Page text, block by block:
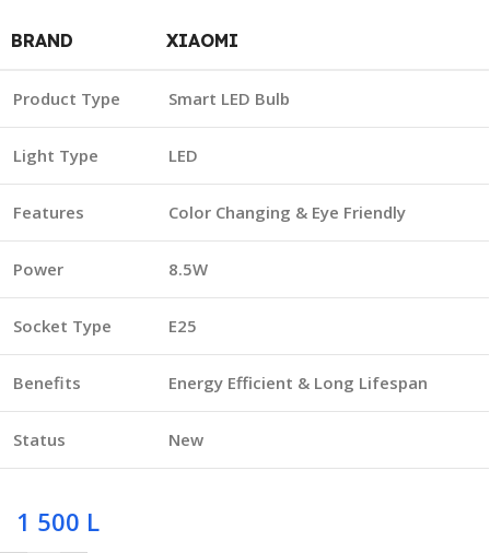
BRAND XIAOMI
Product Type Smart LED Bulb
Light Type LED
Features Color Changing & Eye Friendly
Power 8.5W
Socket Type E25
Benefits Energy Efficient & Long Lifespan
Status New
1 500 L